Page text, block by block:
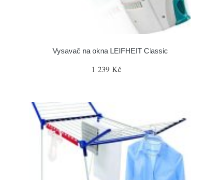
Vysavač na okna LEIFHEIT Classic
1 239 Kč